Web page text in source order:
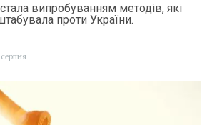
стала випробуванням методів, які
проти України.
серпня